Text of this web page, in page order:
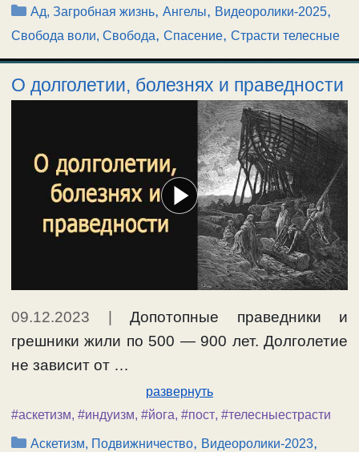
Рубрики
Ад, Загробная жизнь,Ангелы, Видеоролики-2025,
Свобода воли, Свобода, Спасение, Страсти телесные
О долголетии, болезнях и праведности
09.12.2023 | Допотопные праведники и
грешники жили по 500 — 900 лет. Долголетие
не зависит от …
развернуть
#аскетизм, #индуизм, #йога, #пост, #телесныестрасти
Рубрики
Аскетизм, Подвижничество, Видеоролики-2023,